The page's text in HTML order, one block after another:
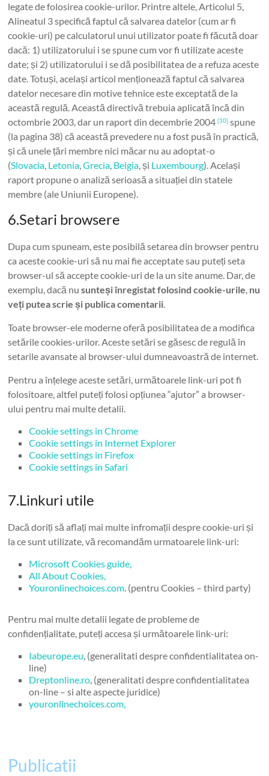
legate de folosirea cookie-urilor. Printre altele, Articolul 5,
Alineatul 3 specifică faptul că salvarea datelor (cum ar fi
cookie-uri) pe calculatorul unui utilizator poate fi făcută doar
dacă: 1) utilizatorului i se spune cum vor fi utilizate aceste
date; și 2) utilizatorului i se dă posibilitatea de a refuza aceste
date. Totuși, același articol menționează faptul că salvarea
datelor necesare din motive tehnice este exceptată de la
această regulă. Această directivă trebuia aplicată încă din
octombrie 2003, dar un raport din decembrie 2004[10] spune
(la pagina 38) că această prevedere nu a fost pusă în practică,
și că unele țări membre nici măcar nu au adoptat-o
(Slovacia, Letonia,Grecia, Belgia, și Luxembourg). Același
raport propune o analiză serioasă a situației din statele
membre (ale Uniunii Europene).
6.Setari browsere
Dupa cum spuneam, este posibilă setarea din browser pentru
ca aceste cookie-uri să nu mai fie acceptate sau puteți seta
browser-ul să accepte cookie-uri de la un site anume. Dar, de
exemplu, dacă nusunteși înregistat folosind cookie-urile, nu
veți putea scrie și publica comentarii.
Toate browser-ele moderne oferă posibilitatea de a modifica
setările cookies-urilor. Aceste setări se găsesc de regulă în
setarile avansate al browser-ului dumneavoastră de internet.
Pentru a înțelege aceste setări, următoarele link-uri pot fi
folositoare, altfel puteți folosi opțiunea “ajutor” a browser-
ului pentru mai multe detalii.
Cookie settings in Chrome
Cookie settings in Internet Explorer
Cookie settings in Firefox
Cookie settings in Safari
7.Linkuri utile
Dacă doriți să aflați mai multe infromații despre cookie-uri și
la ce sunt utilizate, vă recomandăm urmatoarele link-uri:
Microsoft Cookies guide,
All About Cookies,
Youronlinechoices.com. (pentru Cookies – third party)
Pentru mai multe detalii legate de probleme de
confidențialitate, puteți accesa și următoarele link-uri:
Iabeurope.eu, (generalitati despre confidentialitatea on-
line)
Dreptonline.ro, (generalitati despre confidentialitatea
on-line – si alte aspecte juridice)
youronlinechoices.com,
Publicatii